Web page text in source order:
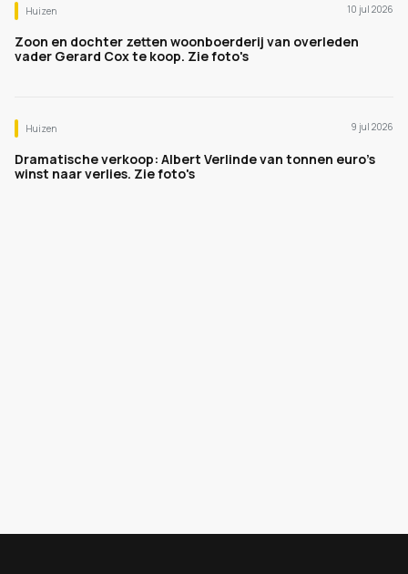
Huizen 10 jul 2026
Zoon en dochter zetten woonboerderij van overleden
vader Gerard Cox te koop. Zie foto's
Huizen 9 jul 2026
Dramatische verkoop: Albert Verlinde van tonnen euro's
winst naar verlies. Zie foto's